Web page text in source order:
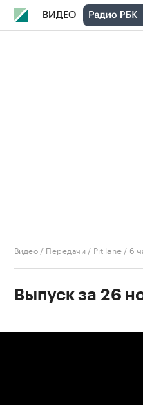
ВИДЕО
Видео / Передачи / Pit lane / 6
Выпуск за 26